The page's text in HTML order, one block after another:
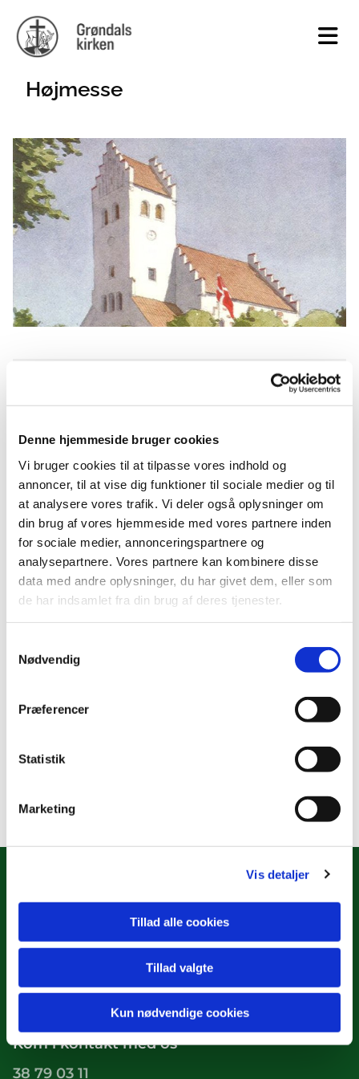
Denne hjemmeside bruger cookies
Vi bruger cookies til at tilpasse vores indhold og
annoncer, til at vise dig funktioner til sociale medier og til
at analysere vores trafik. Vi deler også oplysninger om
din brug af vores hjemmeside med vores partnere inden
for sociale medier, annonceringspartnere og
analysepartnere. Vores partnere kan kombinere disse
data med andre oplysninger, du har givet dem, eller som
de har indsamlet fra din brug af deres tjenester.
Nødvendig
Præferencer
Statistik
Marketing
Vis detaljer
Tillad alle cookies
Tillad valgte
Kun nødvendige cookies
Højmesse
Søndag 30. maj 2027, kl. 10:30
Grøndalskirken, Hulgårdsvej 2, 2400
København NV
Hulgårdsvej 2
København NV, 2400
Tilgængelighedserklæring
Kom i kontakt med os
38 79 03 11